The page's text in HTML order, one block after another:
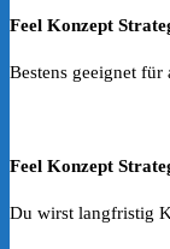
Feel Konzept
Bestens geeignet
Feel Konzept
Du wirst langfristig